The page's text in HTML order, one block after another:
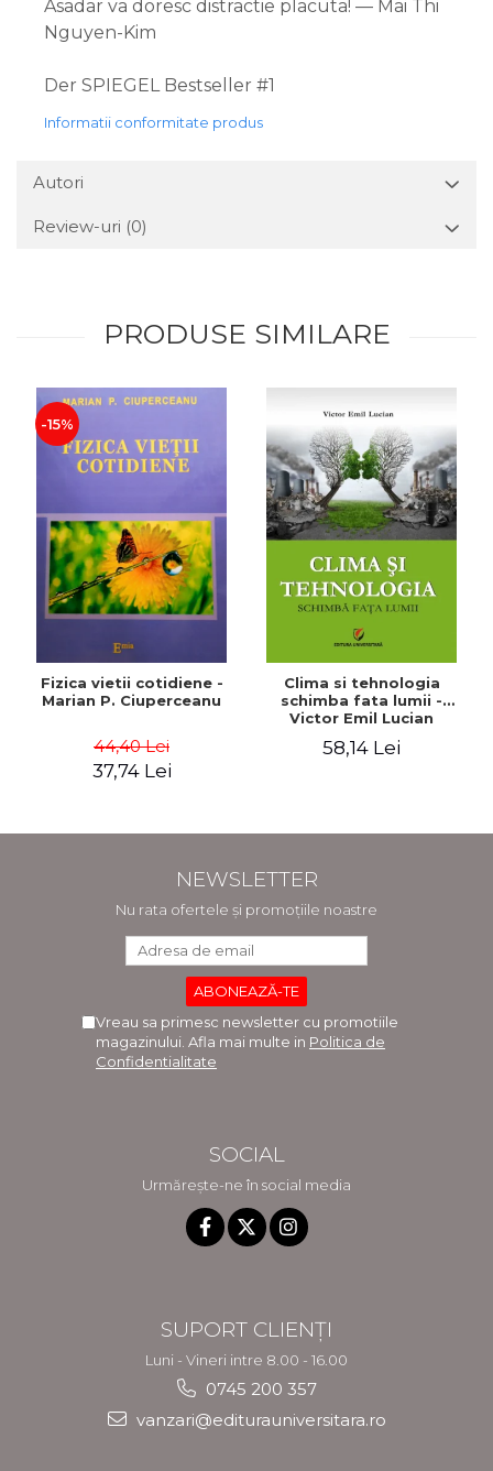
Asadar va doresc distractie placuta! — Mai Thi
Nguyen-Kim
Der SPIEGEL Bestseller #1
Informatii conformitate produs
Autori
Review-uri (0)
PRODUSE SIMILARE
-15%
Fizica vietii cotidiene -
Marian P. Ciuperceanu
44,40 Lei
37,74 Lei
Clima si tehnologia
schimba fata lumii -
Victor Emil Lucian
58,14 Lei
NEWSLETTER
Nu rata ofertele și promoțiile noastre
Vreau sa primesc newsletter cu promotiile
magazinului. Afla mai multe in Politica de
Confidentialitate
SOCIAL
Urmărește-ne în social media
SUPORT CLIENȚI
Luni - Vineri intre 8.00 - 16.00
0745 200 357
vanzari@editurauniversitara.ro